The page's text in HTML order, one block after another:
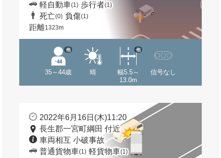
軽自動車(1) 歩行者(1)
死亡(0) 負傷(1)
距離1323m
35～44歳
他
晴
幅5.5～
13.0m
他
信号なし
2022年6月16日(木)11:20
長生郡一宮町綱田 付近
車両相互 小破事故
普通貨物車(1) 軽貨物車(1)